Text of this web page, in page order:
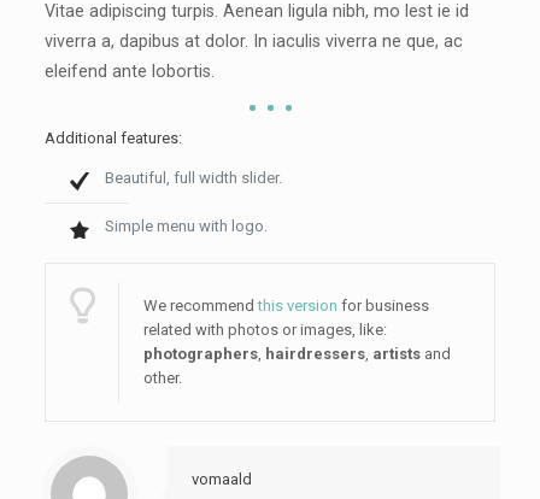
Vitae adipiscing turpis. Aenean ligula nibh, mo lest ie id
viverra a, dapibus at dolor. In iaculis viverra ne que, ac
eleifend ante lobortis.
Additional features:
Beautiful, full width slider.
Simple menu with logo.
We recommendthis version for business
related with photos or images, like:
photographers, hairdressers, artists and
other.
vomaald